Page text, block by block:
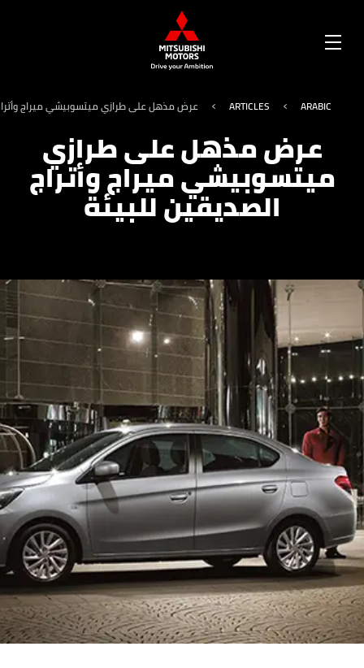
MENU
ARABIC
ARTICLES عرض مذهل على طرازي ميتسوبيشي ميراج
عرض مذهل على طرازي
ميتسوبيشي ميراج وأتراج
الصديقين للبيئة